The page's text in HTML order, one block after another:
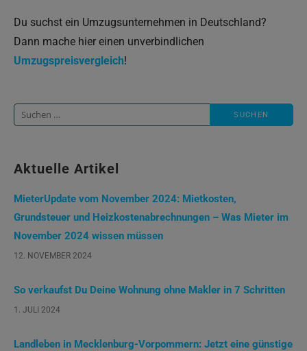
Du suchst ein Umzugsunternehmen in Deutschland?
Dann mache hier einen unverbindlichen
Umzugspreisvergleich!
Suche
Aktuelle Artikel
MieterUpdate vom November 2024: Mietkosten,
Grundsteuer und Heizkostenabrechnungen – Was Mieter im
November 2024 wissen müssen
12. NOVEMBER 2024
So verkaufst Du Deine Wohnung ohne Makler in 7 Schritten
1. JULI 2024
Landleben in Mecklenburg-Vorpommern: Jetzt eine günstige